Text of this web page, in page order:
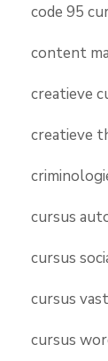
code 95
content
creatieve
creatieve
cursus
cursus
cursus
cursus